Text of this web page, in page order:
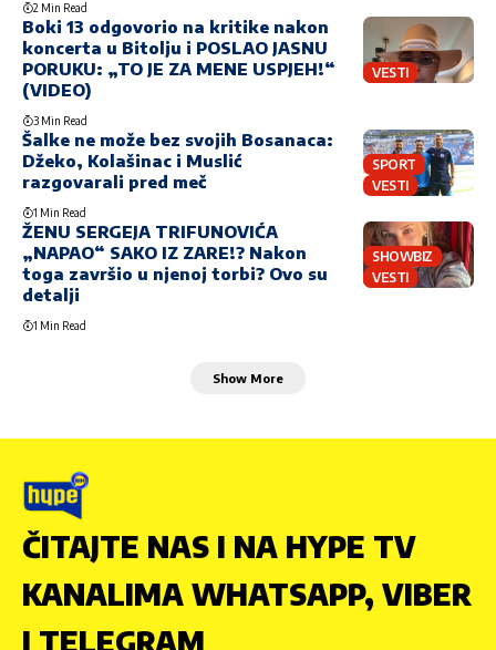
2 Min Read
VESTI
Boki 13 odgovorio na kritike nakon
koncerta u Bitolju i POSLAO JASNU
PORUKU: „TO JE ZA MENE USPJEH!“
(VIDEO)
3 Min Read
SPORT
VESTI
Šalke ne može bez svojih Bosanaca:
Džeko, Kolašinac i Muslić
razgovarali pred meč
1 Min Read
SHOWBIZ
VESTI
ŽENU SERGEJA TRIFUNOVIĆA
„NAPAO“ SAKO IZ ZARE!? Nakon
toga završio u njenoj torbi? Ovo su
detalji
1 Min Read
Show More
ČITAJTE NAS I NA HYPE TV
KANALIMA WHATSAPP, VIBER
I TELEGRAM